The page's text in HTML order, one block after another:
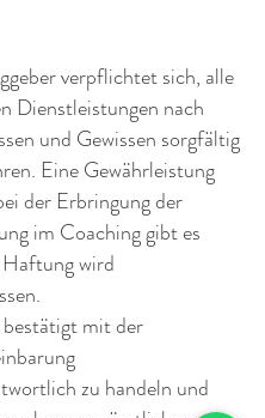
verpflichtet sich, alle
Dienstleistungen nach
und Gewissen sorgfältig
Eine Gewährleistung
der Erbringung der
im Coaching gibt es
wird
mit der
zu handeln und